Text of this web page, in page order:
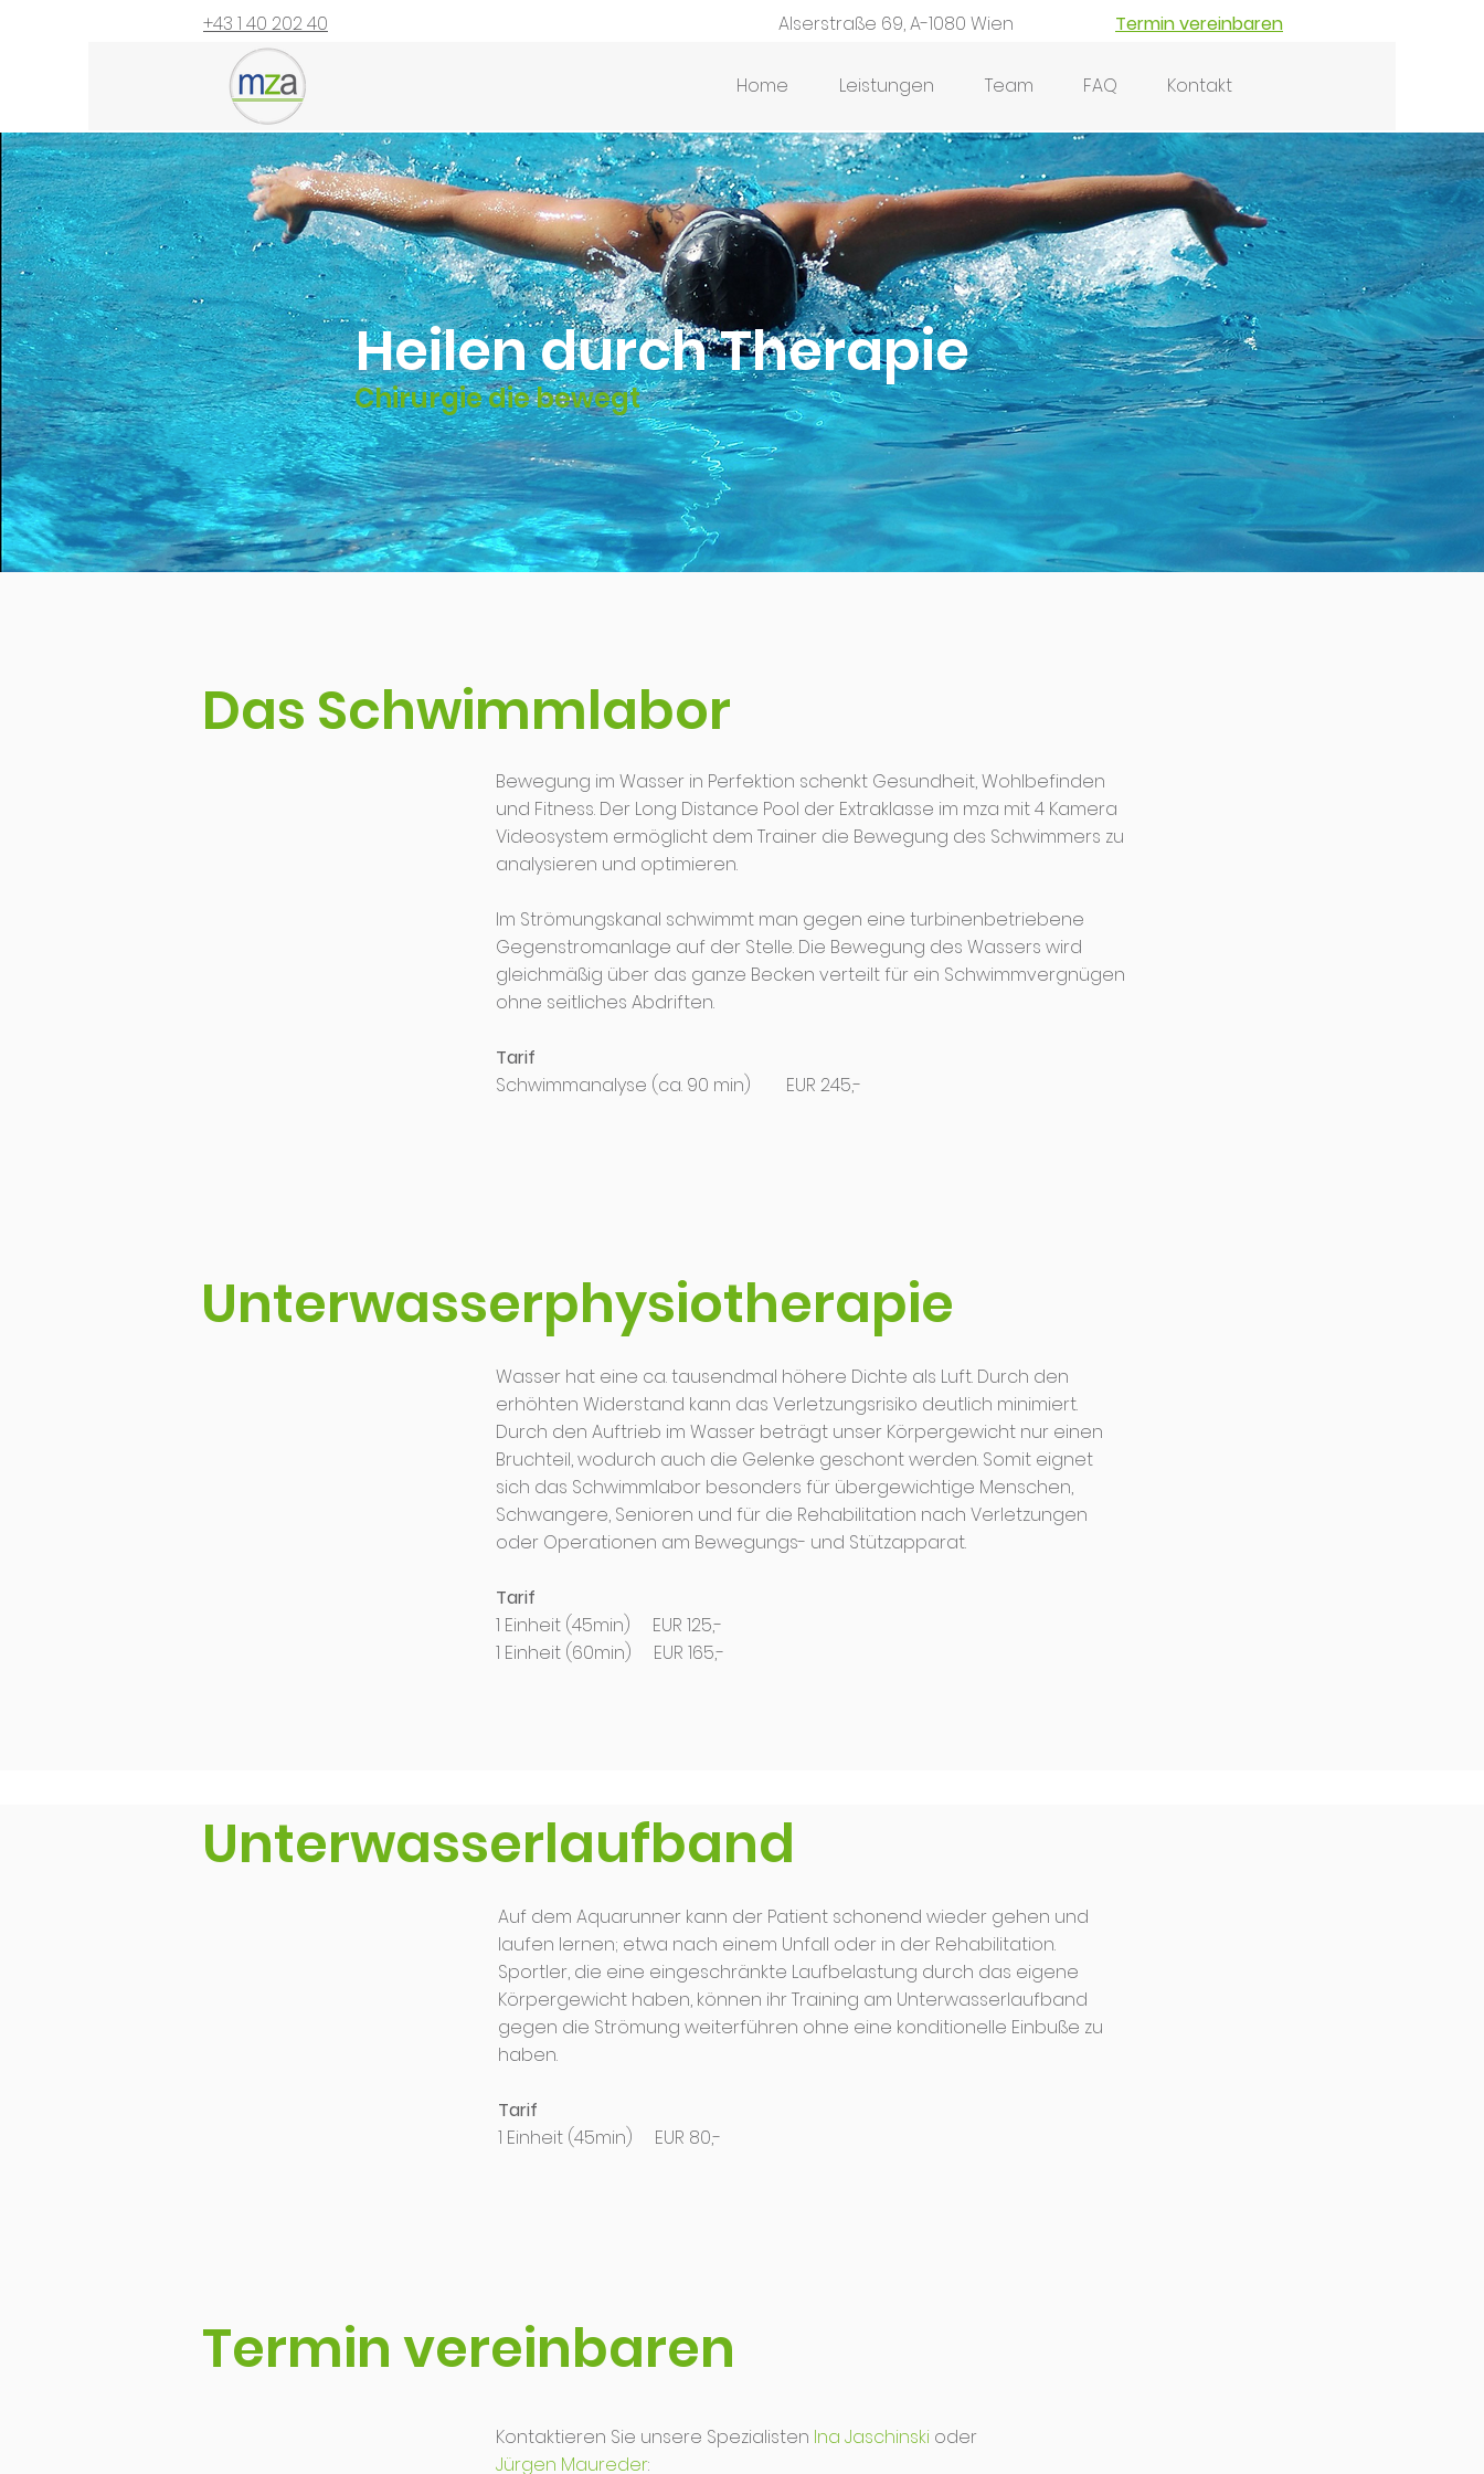
+43 1 40 202 40 Alserstraße 69, A-1080 Wien Termin vereinbaren
Home Leistungen Team FAQ Kontakt
Heilen durch Therapie
Chirurgie die bewegt
Das Schwimmlabor
Bewegung im Wasser in Perfektion schenkt Gesundheit, Wohlbefinden
und Fitness. Der Long Distance Pool der Extraklasse im­ mza mit 4 Kamera
Videosystem ermöglicht dem Trainer die Bewegung des Schwimmers zu
analysieren und optimieren.
Im Strömungskanal schwimmt man gegen eine turbinenbetriebene
Gegenstromanlage auf der Stelle. Die Bewegung des Wassers wird
gleichmäßig über das ganze Becken verteilt für ein Schwimmvergnügen
ohne seitliches Abdriften.
Tarif
Schwimmanalyse (ca. 90 min) EUR 245,-
Unterwasserphysiotherapie
Wasser hat eine ca. tausendmal höhere Dichte als Luft. Durch den
erhöhten Widerstand kann das Verletzungsrisiko deutlich minimiert.
Durch den Auftrieb im Wasser beträgt unser Körpergewicht nur einen
Bruchteil, wodurch auch die Gelenke geschont werden. Somit eignet
sich das Schwimmlabor besonders für übergewichtige Menschen,
Schwangere, Senioren und für die Rehabilitation nach Verletzungen
oder Operationen am Bewegungs- und Stützapparat.
Tarif
1 Einheit (45min) EUR 125,-
1 Einheit (60min) EUR 165,-
Auf dem Aquarunner kann der Patient schonend wieder gehen und
laufen lernen; etwa nach einem Unfall oder in der Rehabilitation.
Sportler, die eine eingeschränkte Laufbelastung durch das eigene
Körpergewicht haben, können ihr Training am Unterwasserlaufband
gegen die Strömung weiterführen ohne eine konditionelle Einbuße zu
haben.
Tarif
1 Einheit (45min) EUR 80,-
Unterwasserlaufband
Kontaktieren Sie unsere Spezialisten Ina Jaschinski oder
Jürgen Maureder:
Termin vereinbaren